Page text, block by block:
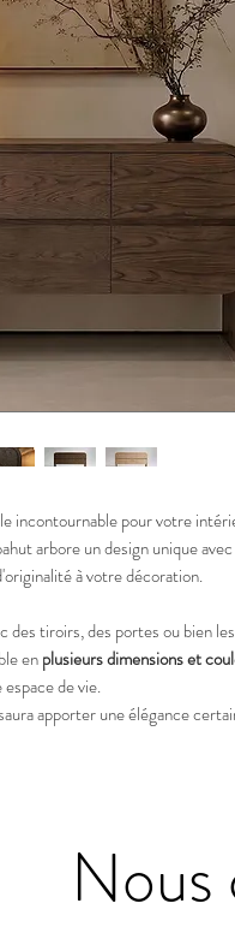
incontournable pour votre
arbore un design unique
à votre décoration.
des tiroirs, des portes ou bien
enplusieurs dimensions et
de vie.
apporter une élégance